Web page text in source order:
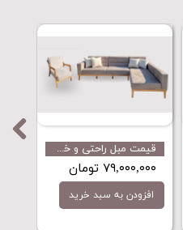
۲۸,۰۵۰,۰۰۰ تومان
افزودن به سبد خرید
جدید